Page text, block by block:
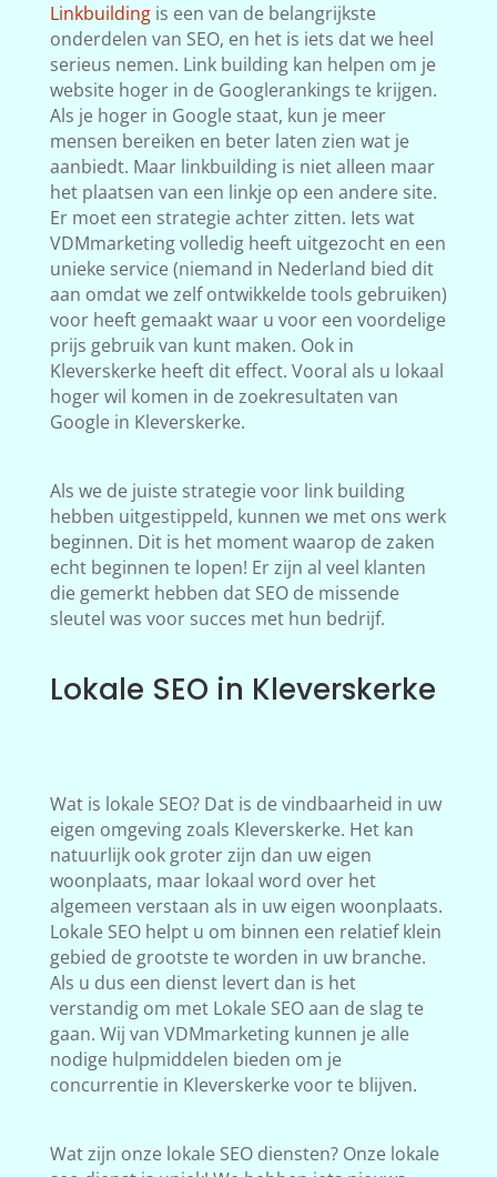
Linkbuildingis een van de belangrijkste
onderdelen van SEO, en het is iets dat we heel
serieus nemen. Link building kan helpen om je
website hoger in de Googlerankings te krijgen.
Als je hoger in Google staat, kun je meer
mensen bereiken en beter laten zien wat je
aanbiedt. Maar linkbuilding is niet alleen maar
het plaatsen van een linkje op een andere site.
Er moet een strategie achter zitten. Iets wat
VDMmarketing volledig heeft uitgezocht en een
unieke service (niemand in Nederland bied dit
aan omdat we zelf ontwikkelde tools gebruiken)
voor heeft gemaakt waar u voor een voordelige
prijs gebruik van kunt maken. Ook in
Kleverskerke heeft dit effect. Vooral als u lokaal
hoger wil komen in de zoekresultaten van
Google in Kleverskerke.
Als we de juiste strategie voor link building
hebben uitgestippeld, kunnen we met ons werk
beginnen. Dit is het moment waarop de zaken
echt beginnen te lopen! Er zijn al veel klanten
die gemerkt hebben dat SEO de missende
sleutel was voor succes met hun bedrijf.
Lokale SEO in Kleverskerke
Wat is lokale SEO? Dat is de vindbaarheid in uw
eigen omgeving zoals Kleverskerke. Het kan
natuurlijk ook groter zijn dan uw eigen
woonplaats, maar lokaal word over het
algemeen verstaan als in uw eigen woonplaats.
Lokale SEO helpt u om binnen een relatief klein
gebied de grootste te worden in uw branche.
Als u dus een dienst levert dan is het
verstandig om met Lokale SEO aan de slag te
gaan. Wij van VDMmarketing kunnen je alle
nodige hulpmiddelen bieden om je
concurrentie in Kleverskerke voor te blijven.
Wat zijn onze lokale SEO diensten? Onze lokale